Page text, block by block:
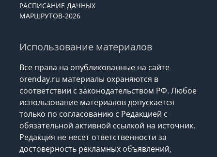
РАСПИСАНИЕ ДАЧНЫХ
МАРШРУТОВ-2026
Использование материалов
Все права на опубликованные на сайте
orenday.ru материалы охраняются в
соответствии с законодательством РФ. Любое
использование материалов допускается
только по согласованию с Редакцией с
обязательной активной ссылкой на источник.
Редакция не несет ответственности за
достоверность рекламных объявлений,